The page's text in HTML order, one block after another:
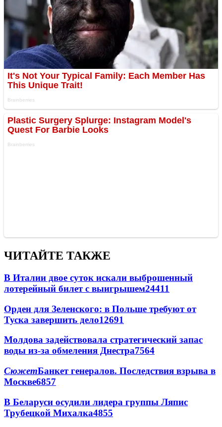
ЧИТАЙТЕ ТАКЖЕ
В Италии двое суток искали выброшенный
лотерейный билет с выигрышем24411
Орден для Зеленского: в Польше требуют от
Туска завершить дело12691
Молдова задействовала стратегический запас
воды из-за обмеления Днестра7564
СюжетБанкет генералов. Последствия взрыва в
Москве6857
В Беларуси осудили лидера группы Ляпис
Трубецкой Михалка4855